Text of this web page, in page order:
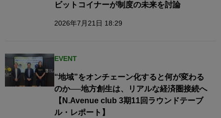
ビットコイナーが制度の未来を討論
2026年7月21日 18:29
EVENT
“地域”をオンチェーン化すると何が変わる
のか──地方創生は、リアルな経済圏接続へ​
【N.Avenue club 3期11回ラウンドテーブ
ル・レポート】